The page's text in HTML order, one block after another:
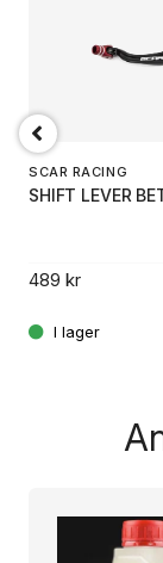
Ja, ni får
SCAR RACING
SHIFT LEVER
489 kr